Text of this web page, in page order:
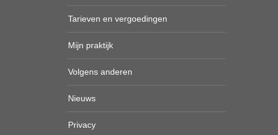
Tarieven en vergoedingen
Mijn praktijk
Volgens anderen
Nieuws
Privacy